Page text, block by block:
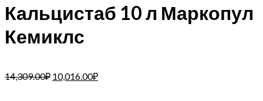
Кальцистаб 10 л Маркопул
Кемиклс
14,309.00₽ 10,016.00₽